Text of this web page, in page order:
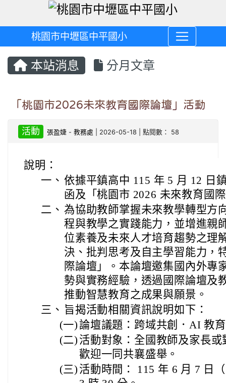
桃園市中壢區中平國小
本站消息 分月文章
「桃園市2026未來教育國際論壇」活動
活動 張盈婕 -教務處 | 2026-05-18 | 點閱數： 58
說明：
一、 依據平鎮高中 115 年 5 月 12 日
函及「桃園市 2026 未來教育國
二、 為協助教師掌握未來教學轉型方
程與教學之實踐能力，並增進親
位素養及未來人才培育趨勢之理
決、批判思考及自主學習能力，
際論壇」。本論壇邀集國內外專
勢與實務經驗，透過國際論壇及
推動智慧教育之成果與願景。
三、 旨揭活動相關資訊說明如下：
(一)論壇議題：跨域共創．AI 教
(二) 活動對象：全國教師及家長
歡迎一同共襄盛舉。
(三) 活動時間： 115 年 6 月 7 日